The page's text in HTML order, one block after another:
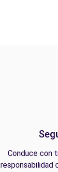
Conduce con
responsabilidad